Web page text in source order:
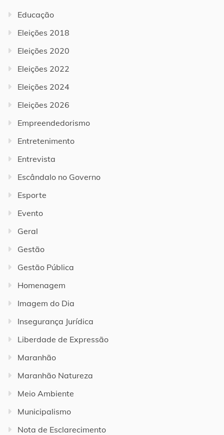
Educação
Eleições 2018
Eleições 2020
Eleições 2022
Eleições 2024
Eleições 2026
Empreendedorismo
Entretenimento
Entrevista
Escândalo no Governo
Esporte
Evento
Geral
Gestão
Gestão Pública
Homenagem
Imagem do Dia
Insegurança Jurídica
Liberdade de Expressão
Maranhão
Maranhão Natureza
Meio Ambiente
Municipalismo
Nota de Esclarecimento